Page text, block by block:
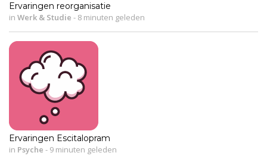
Ervaringen reorganisatie
in Werk & Studie - 8 minuten geleden
Ervaringen Escitalopram
in Psyche - 9 minuten geleden